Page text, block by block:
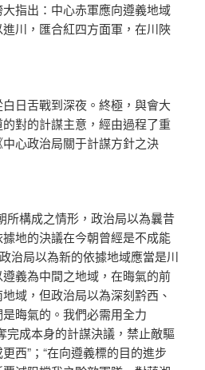
指出：中心赤軍應向遵義地域
川，匯合紅四方面軍，在川陜
白日舌戰到深夜。終極，與會大
對的計謀主意，經由過程了重
心政治局關于計謀方針之決
構成之情形，政治局以為曩昔
地的決議在今朝曾經是不成能
治局以為新的依據地域應當是川
義為中間之地域，在晦氣的前
域，但政治局以為深刻黔西、
晦氣的。我們必需用全力
完成本身的計謀決議，禁止敵驅
西”；“在向遵義標的目的進步